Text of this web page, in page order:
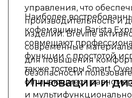
управления, что
производительность и
изделий. Breville
современные
для повышения
безопасности
Наиболее
кофемашины Barista
совмещают
функции с простотой
также тостеры Smart
отличающиеся
и
Инновации и